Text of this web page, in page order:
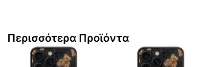
Περισσότερα Προϊόντα